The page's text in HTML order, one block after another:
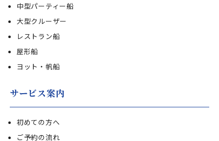
中型パーティー船
大型クルーザー
レストラン船
屋形船
ヨット・帆船
サービス案内
初めての方へ
ご予約の流れ